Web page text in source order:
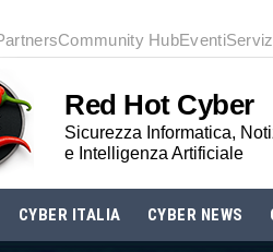
Community HubEventi
Red Hot Cyber
Sicurezza Informatica,
e Intelligenza Artificiale
CYBER ITALIA CYBER NEWS